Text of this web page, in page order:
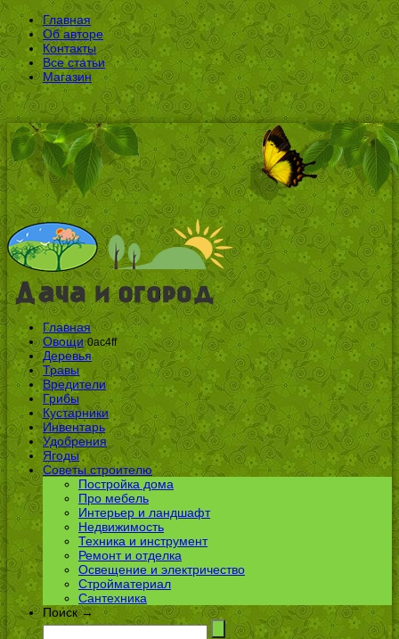
Главная
Об авторе
Контакты
Все статьи
Магазин
Главная
Овощи 0ac4ff
Деревья
Травы
Вредители
Грибы
Кустарники
Инвентарь
Удобрения
Ягоды
Советы строителю
Постройка дома
Про мебель
Интерьер и ландшафт
Недвижимость
Техника и инструмент
Ремонт и отделка
Освещение и электричество
Стройматериал
Сантехника
Поиск →